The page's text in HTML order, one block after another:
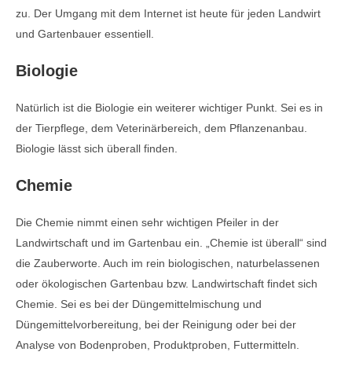
zu. Der Umgang mit dem Internet ist heute für jeden Landwirt
und Gartenbauer essentiell.
Biologie
Natürlich ist die Biologie ein weiterer wichtiger Punkt. Sei es in
der Tierpflege, dem Veterinärbereich, dem Pflanzenanbau.
Biologie lässt sich überall finden.
Chemie
Die Chemie nimmt einen sehr wichtigen Pfeiler in der
Landwirtschaft und im Gartenbau ein. „Chemie ist überall“ sind
die Zauberworte. Auch im rein biologischen, naturbelassenen
oder ökologischen Gartenbau bzw. Landwirtschaft findet sich
Chemie. Sei es bei der Düngemittelmischung und
Düngemittelvorbereitung, bei der Reinigung oder bei der
Analyse von Bodenproben, Produktproben, Futtermitteln.